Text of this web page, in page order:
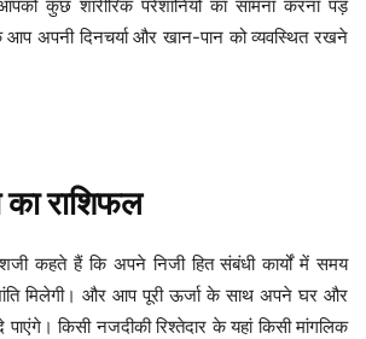
कुछ शारीरिक परेशानियों का सामना करना पड़
आप अपनी दिनचर्या और खान-पान को व्यवस्थित रखने
का राशिफल
कहते हैं कि अपने निजी हित संबंधी कार्यों में समय
मिलेगी। और आप पूरी ऊर्जा के साथ अपने घर और
पाएंगे। किसी नजदीकी रिश्तेदार के यहां किसी मांगलिक